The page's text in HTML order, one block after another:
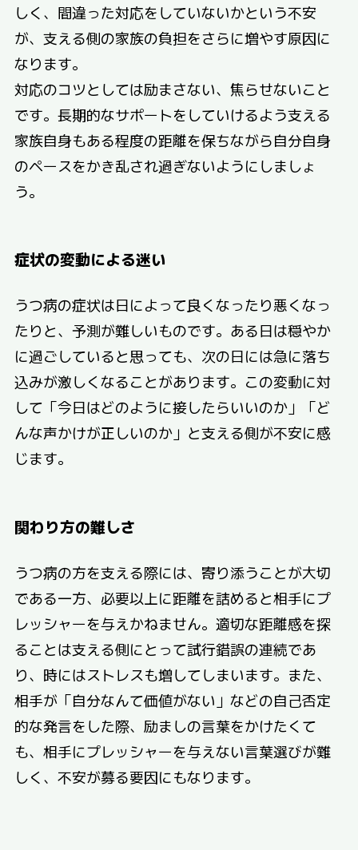
しく、間違った対応をしていないかという不安
が、支える側の家族の負担をさらに増やす原因に
なります。
対応のコツとしては励まさない、焦らせないこと
です。長期的なサポートをしていけるよう支える
家族自身もある程度の距離を保ちながら自分自身
のペースをかき乱され過ぎないようにしましょ
う。
症状の変動による迷い
うつ病の症状は日によって良くなったり悪くなっ
たりと、予測が難しいものです。ある日は穏やか
に過ごしていると思っても、次の日には急に落ち
込みが激しくなることがあります。この変動に対
して「今日はどのように接したらいいのか」「ど
んな声かけが正しいのか」と支える側が不安に感
じます。
関わり方の難しさ
うつ病の方を支える際には、寄り添うことが大切
である一方、必要以上に距離を詰めると相手にプ
レッシャーを与えかねません。適切な距離感を探
ることは支える側にとって試行錯誤の連続であ
り、時にはストレスも増してしまいます。また、
相手が「自分なんて価値がない」などの自己否定
的な発言をした際、励ましの言葉をかけたくて
も、相手にプレッシャーを与えない言葉選びが難
しく、不安が募る要因にもなります。